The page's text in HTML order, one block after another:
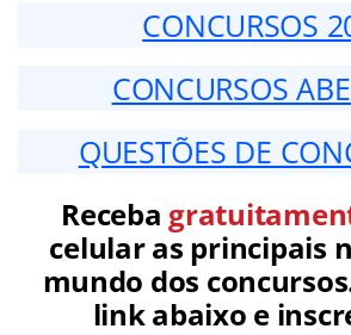
CONCURSOS
CONCURSOS
QUESTÕES DE
Receba
celular as principais
mundo dos
link abaixo e